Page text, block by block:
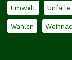
Umwelt Unfälle
Wahlen